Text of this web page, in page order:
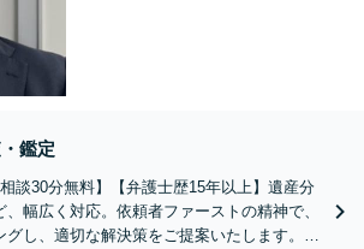
鑑定
談30分無料】【弁護士歴15年以上】遺産分
幅広く対応。依頼者ファーストの精神で、
グし、適切な解決策をご提案いたします。ま